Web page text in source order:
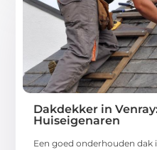
Dakdekker in
Huiseigenaren
Een goed onderhouden dak